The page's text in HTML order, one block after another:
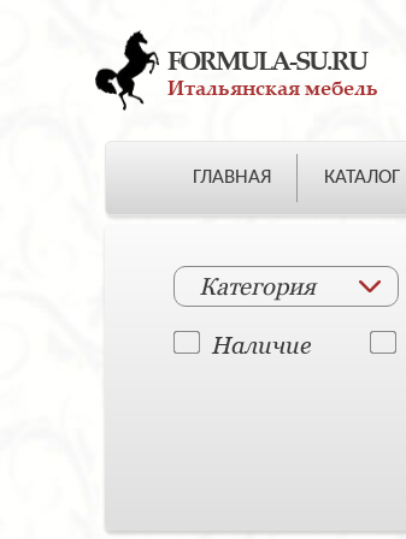
FORMULA-SU.RU
Итальянская мебель
ГЛАВНАЯ КАТАЛОГ
Категория
Наличие